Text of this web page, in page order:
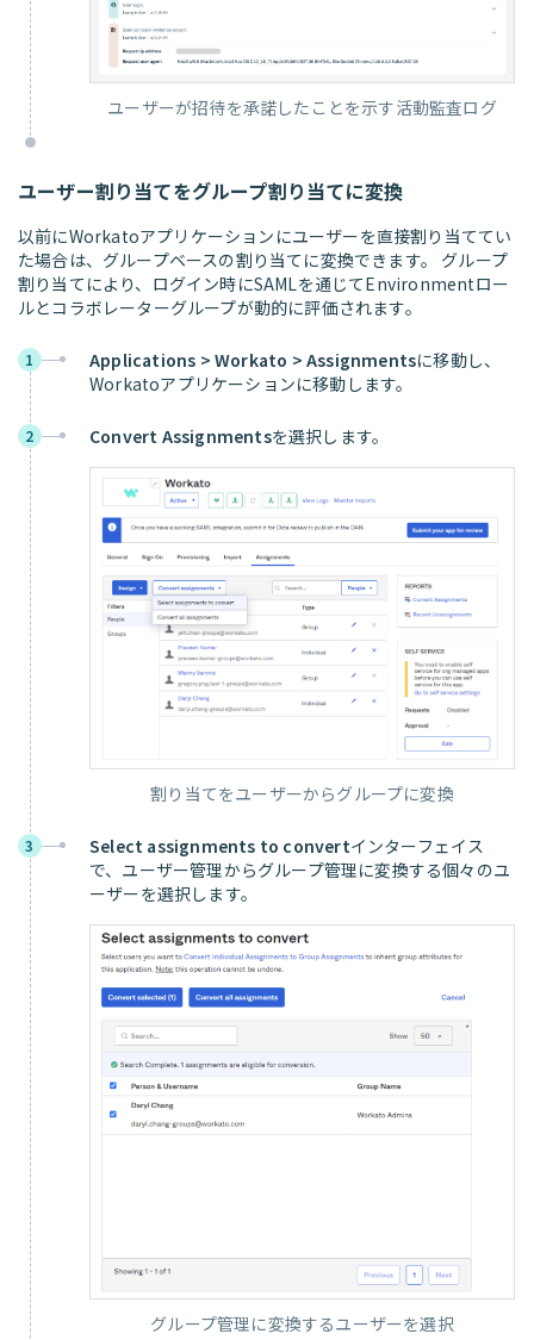
ユーザーが招待を承諾したことを示す活動監査ログ
ユーザー割り当てをグループ割り当てに変換
以前にWorkatoアプリケーションにユーザーを直接割り当ててい
た場合は、グループベースの割り当てに変換できます。 グループ
割り当てにより、ログイン時にSAMLを通じてEnvironmentロー
ルとコラボレーターグループが動的に評価されます。
1 Applications > Workato > Assignmentsに移動し、
Workatoアプリケーションに移動します。
2 Convert Assignmentsを選択します。
割り当てをユーザーからグループに変換
3 Select assignments to convertインターフェイス
で、ユーザー管理からグループ管理に変換する個々のユ
ーザーを選択します。
グループ管理に変換するユーザーを選択